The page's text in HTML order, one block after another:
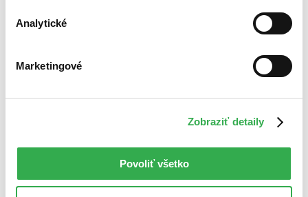
Analytické
Marketingové
Zobraziť detaily
Povoliť všetko
Najvyššia zľava
Použité filtre